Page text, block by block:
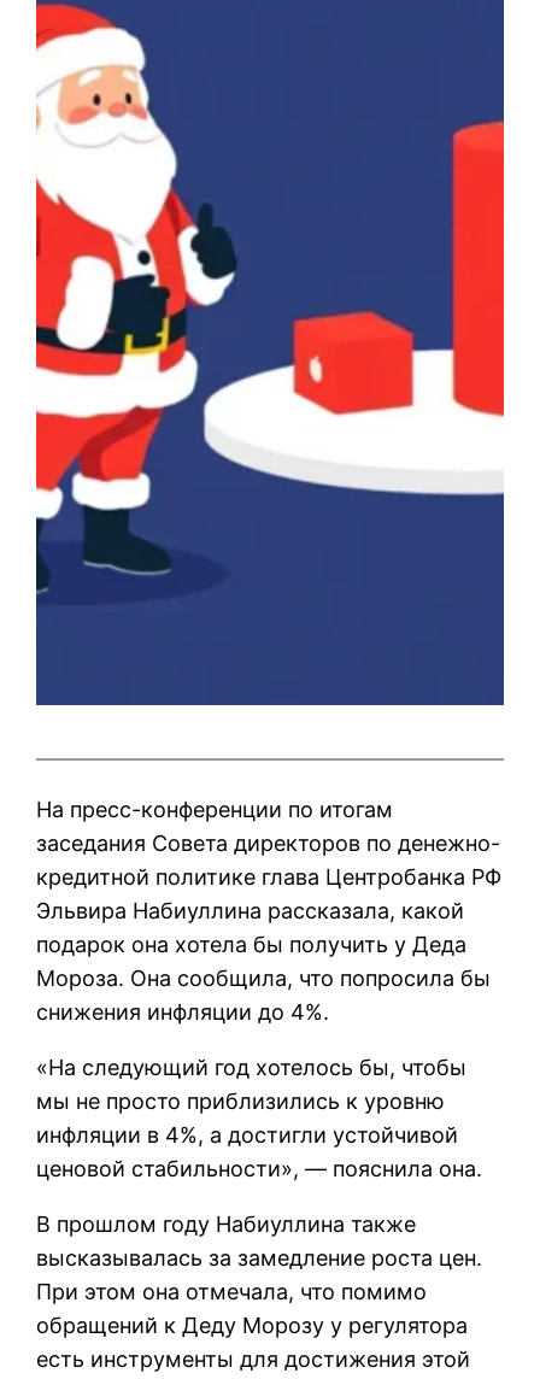
На пресс-конференции по итогам
заседания Совета директоров по денежно-
кредитной политике глава Центробанка РФ
Эльвира Набиуллина рассказала, какой
подарок она хотела бы получить у Деда
Мороза. Она сообщила, что попросила бы
снижения инфляции до 4%.
«На следующий год хотелось бы, чтобы
мы не просто приблизились к уровню
инфляции в 4%, а достигли устойчивой
ценовой стабильности», — пояснила она.
В прошлом году Набиуллина также
высказывалась за замедление роста цен.
При этом она отмечала, что помимо
обращений к Деду Морозу у регулятора
есть инструменты для достижения этой